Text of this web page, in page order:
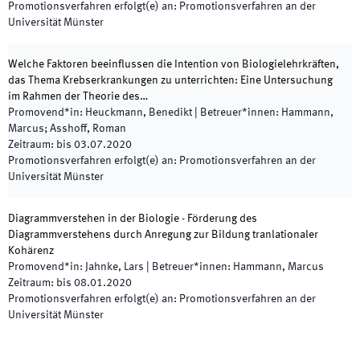
Promotionsverfahren erfolgt(e) an: Promotionsverfahren an der
Universität Münster
Welche Faktoren beeinflussen die Intention von Biologielehrkräften,
das Thema Krebserkrankungen zu unterrichten: Eine Untersuchung
im Rahmen der Theorie des…
Promovend*in: Heuckmann, Benedikt Betreuer*innen: Hammann,
Marcus; Asshoff, Roman
Zeitraum: bis 03.07.2020
Promotionsverfahren erfolgt(e) an: Promotionsverfahren an der
Universität Münster
Diagrammverstehen in der Biologie - Förderung des
Diagrammverstehens durch Anregung zur Bildung tranlationaler
Kohärenz
Promovend*in: Jahnke, Lars Betreuer*innen: Hammann, Marcus
Zeitraum: bis 08.01.2020
Promotionsverfahren erfolgt(e) an: Promotionsverfahren an der
Universität Münster